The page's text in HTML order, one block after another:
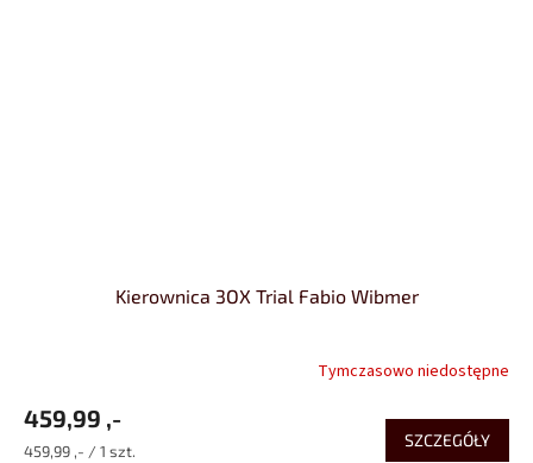
Kierownica 3OX Trial Fabio Wibmer
Tymczasowo niedostępne
459,99 ,-
Cena
459,99 ,- / 1 szt.
SZCZEGÓŁY